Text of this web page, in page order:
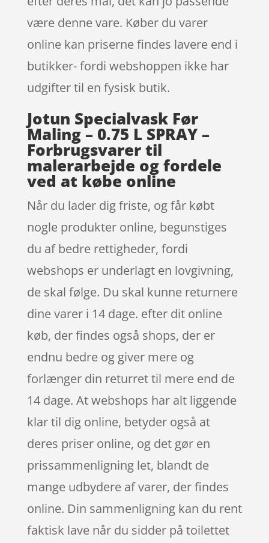
være denne vare. Køber du varer
online kan priserne findes lavere end i
butikker- fordi webshoppen ikke har
udgifter til en fysisk butik.
Jotun Specialvask Før
Maling – 0.75 L SPRAY –
Forbrugsvarer til
malerarbejde og fordele
ved at købe online
Når du lader dig friste, og får købt
nogle produkter online, begunstiges
du af bedre rettigheder, fordi
webshops er underlagt en lovgivning,
de skal følge. Du skal kunne returnere
dine varer i 14 dage. efter dit online
køb, der findes også shops, der er
endnu bedre og giver mere og
forlænger din returret til mere end de
14 dage. At webshops har alt liggende
klar til dig online, betyder også at
deres priser online, og det gør en
prissammenligning let, blandt de
mange udbydere af varer, der findes
online. Din sammenligning kan du rent
faktisk lave når du sidder på toilettet